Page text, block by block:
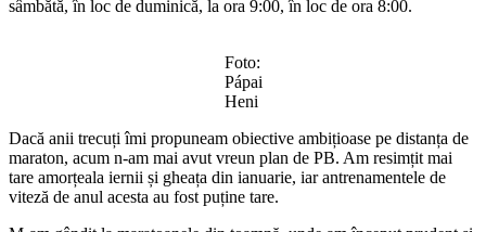
sâmbătă, în loc de duminică, la ora 9:00, în loc de ora 8:00.
Foto:
Pápai
Heni
Dacă anii trecuți îmi propuneam obiective ambițioase pe distanța de
maraton, acum n-am mai avut vreun plan de PB. Am resimțit mai
tare amorțeala iernii și gheața din ianuarie, iar antrenamentele de
viteză de anul acesta au fost puține tare.